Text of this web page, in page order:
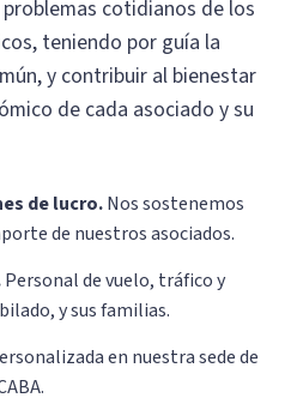
cotidianos de los
teniendo por guía la
y contribuir al bienestar
de cada asociado y su
de lucro.Nos sostenemos
de nuestros asociados.
Personal de vuelo, tráfico y
y sus familias.
en nuestra sede de